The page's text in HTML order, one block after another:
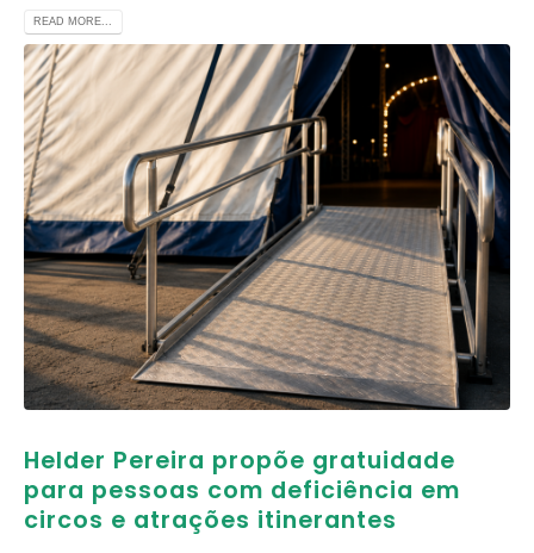
READ MORE...
Helder Pereira propõe gratuidade
para pessoas com deficiência em
circos e atrações itinerantes